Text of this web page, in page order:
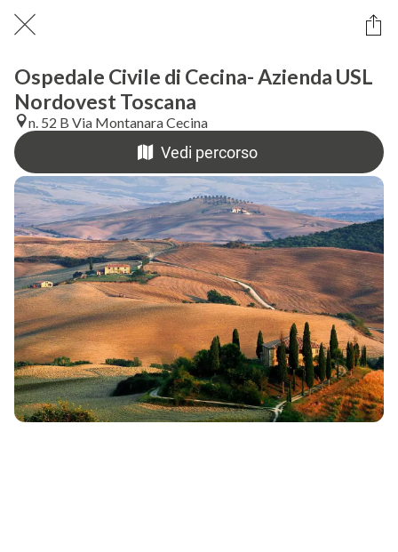
Ospedale Civile di Cecina- Azienda USL
Nordovest Toscana
n. 52 B Via Montanara Cecina
Vedi percorso